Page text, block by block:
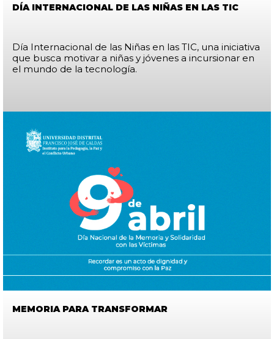
DÍA INTERNACIONAL DE LAS NIÑAS EN LAS TIC
Día Internacional de las Niñas en las TIC, una iniciativa
que busca motivar a niñas y jóvenes a incursionar en
el mundo de la tecnología.
MEMORIA PARA TRANSFORMAR